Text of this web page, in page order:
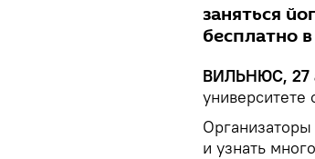
заняться
бесплатно
ВИЛЬНЮС, 27
университете
и узнать